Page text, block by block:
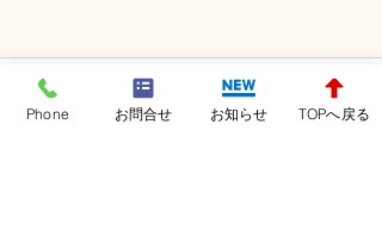
コメント
Phone お問合せ お知らせ TOPへ戻る